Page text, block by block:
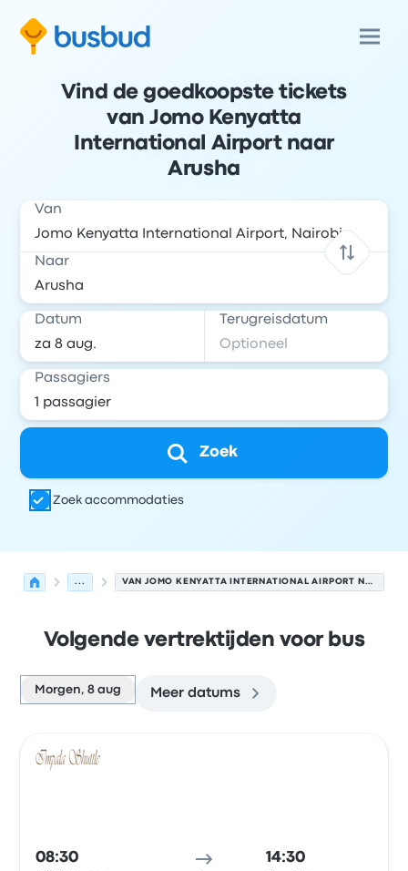
Vind de goedkoopste tickets
van Jomo Kenyatta
International Airport naar
Arusha
Van
Naar
Datum Terugreisdatum
Passagiers
Zoek
Zoek accommodaties
... VAN JOMO KENYATTA INTERNATIONAL AIRPORT NAAR ARUSHA
Volgende vertrektijden voor bus
Morgen, 8 aug Meer datums
08:30 14:30